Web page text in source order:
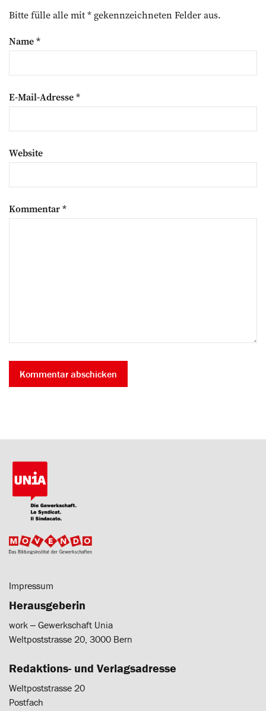
Bitte fülle alle mit * gekennzeichneten Felder aus.
Name*
E-Mail-Adresse*
Website
Kommentar*
Impressum
Herausgeberin
work ‒ Gewerkschaft Unia
Weltpoststrasse 20, 3000 Bern
Redaktions- und Verlagsadresse
Weltpoststrasse 20
Postfach